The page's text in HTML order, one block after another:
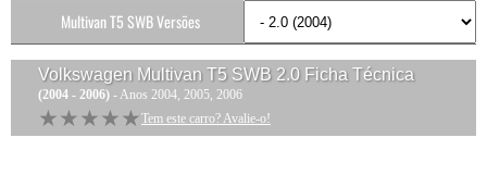
Volkswagen Multivan T5 SWB 2.0Ficha Técnica
(2004 - 2006) - Anos 2004, 2005, 2006
★★★★★
★★★★★ Tem este carro? Avalie-o!
Multivan T5 SWB Versões